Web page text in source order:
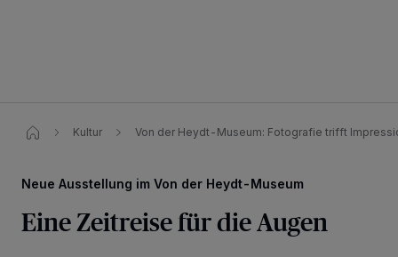
Kultur Von der Heydt-Museum: Fotografie trifft
Neue Ausstellung im Von der Heydt-Museum
Eine Zeitreise für die Augen